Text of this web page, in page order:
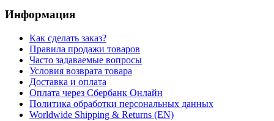
Информация
Как сделать заказ?
Правила продажи товаров
Часто задаваемые вопросы
Условия возврата товара
Доставка и оплата
Оплата через Сбербанк Онлайн
Политика обработки персональных данных
Worldwide Shipping & Returns (EN)